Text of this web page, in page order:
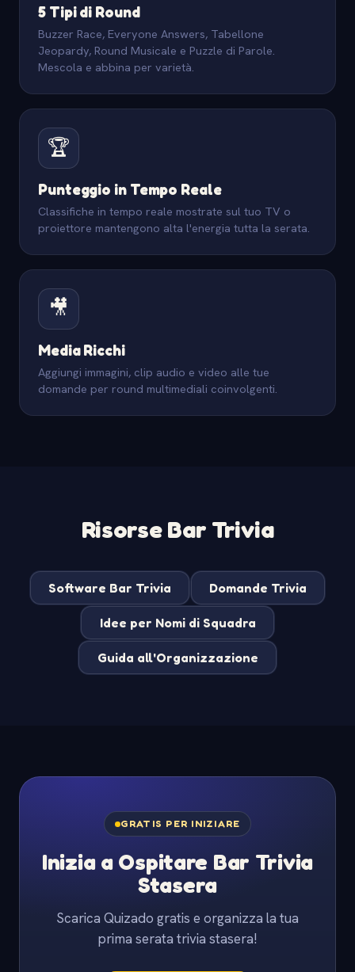
5 Tipi di Round
Buzzer Race, Everyone Answers, Tabellone
Jeopardy, Round Musicale e Puzzle di Parole.
Mescola e abbina per varietà.
🏆
Punteggio in Tempo Reale
Classifiche in tempo reale mostrate sul tuo TV o
proiettore mantengono alta l'energia tutta la serata.
🎥
Media Ricchi
Aggiungi immagini, clip audio e video alle tue
domande per round multimediali coinvolgenti.
Risorse Bar Trivia
Software Bar Trivia Domande Trivia
Idee per Nomi di Squadra
Guida all'Organizzazione
GRATIS PER INIZIARE
Inizia a Ospitare Bar Trivia
Stasera
Scarica Quizado gratis e organizza la tua
prima serata trivia stasera!